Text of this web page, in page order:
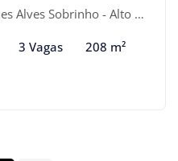
- Alto de Pinheiros, São Paulo-SP
3 Vagas 208 m²